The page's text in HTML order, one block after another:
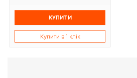
КУПИТИ
Купити в 1 клік